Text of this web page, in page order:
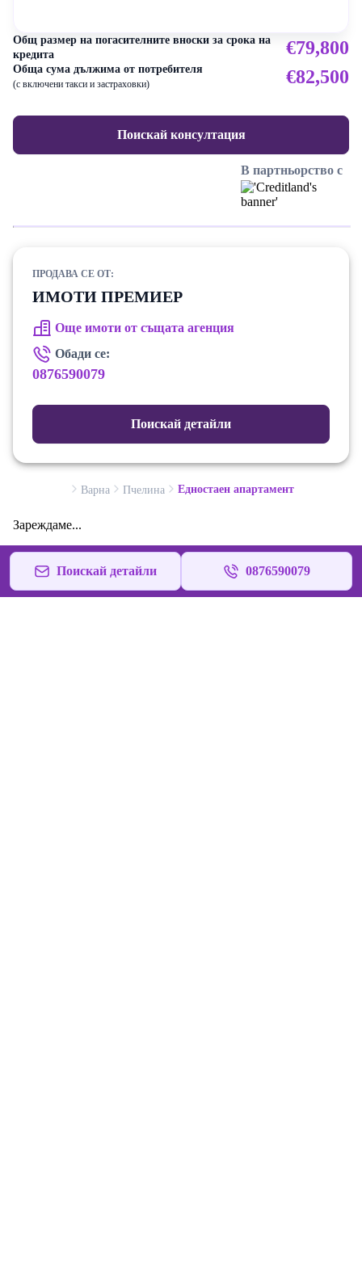
Общ размер на погасителните вноски за срока на
кредита
€79,800
Обща сума дължима от потребителя
(с включени такси и застраховки) €82,500
Поискай консултация
В партньорство с
ПРОДАВА СЕ ОТ:
ИМОТИ ПРЕМИЕР
Още имоти от същата агенция
Обади се:
0876590079
Поискай детайли
Варна Пчелина Едностаен апартамент
Зареждаме...
Поискай детайли 0876590079